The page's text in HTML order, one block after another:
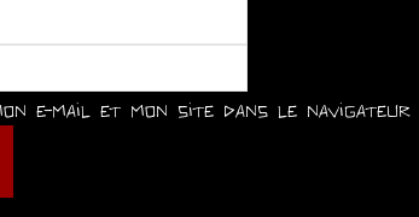
e-mail et mon site dans le navigateur